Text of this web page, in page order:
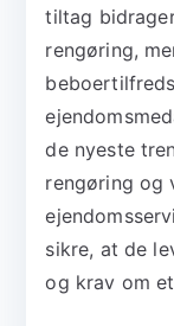
tiltag
rengøring,
de nyeste
rengøring og
sikre, at de
og krav om